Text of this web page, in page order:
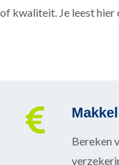
kwaliteit. Je leest hier
Bereken